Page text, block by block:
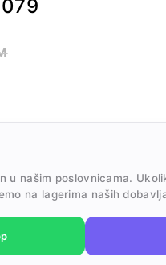
u našim poslovnicama.
na lagerima naših